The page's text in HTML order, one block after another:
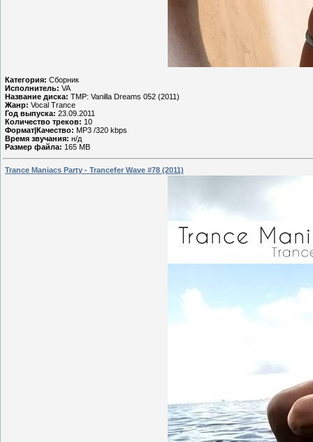
Категория: Сборник
Исполнитель: VA
Название диска: TMP: Vanilla Dreams 052 (2011)
Жанр: Vocal Trance
Год выпуска: 23.09.2011
Количество треков: 10
Формат|Качество: MP3 /320 kbps
Время звучания: н/д
Размер файла: 165 MB
Trance Maniacs Party - Trancefer Wave #78 (2011)